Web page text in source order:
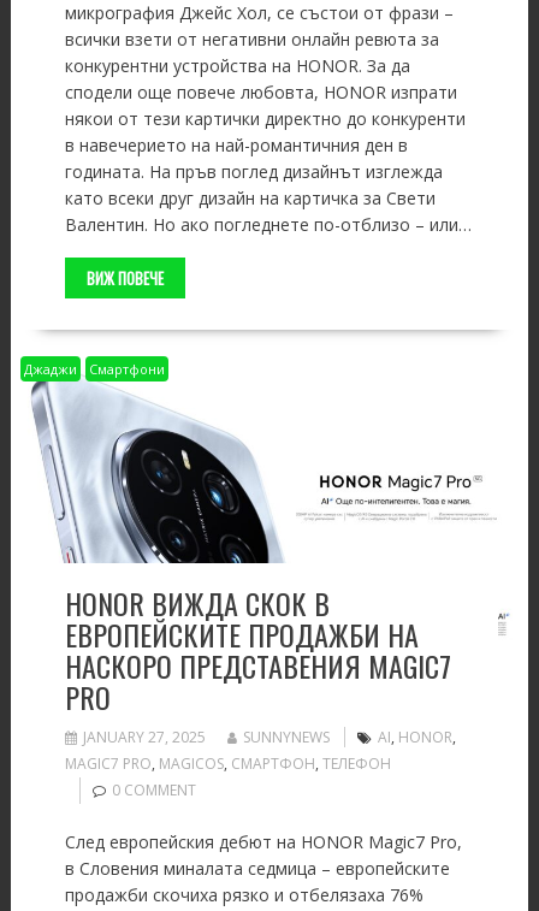
микрография Джейс Хол, се състои от фрази –
всички взети от негативни онлайн ревюта за
конкурентни устройства на HONOR. За да
сподели още повече любовта, HONOR изпрати
някои от тези картички директно до конкуренти
в навечерието на най-романтичния ден в
годината. На пръв поглед дизайнът изглежда
като всеки друг дизайн на картичка за Свети
Валентин. Но ако погледнете по-отблизо – или…
ВИЖ ПОВЕЧЕ
Джаджи Смартфони
HONOR ВИЖДА СКОК В
ЕВРОПЕЙСКИТЕ ПРОДАЖБИ НА
НАСКОРО ПРЕДСТАВЕНИЯ MAGIC7
PRO
JANUARY 27, 2025 SUNNYNEWS AI, HONOR,
MAGIC7 PRO, MAGICOS, СМАРТФОН, ТЕЛЕФОН
0 COMMENT
След европейския дебют на HONOR Magic7 Pro,
в Словения миналата седмица – европейските
продажби скочиха рязко и отбелязаха 76%